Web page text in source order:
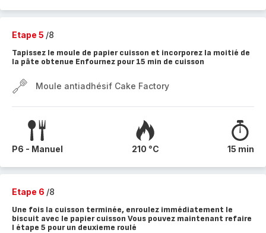
Etape 5 /8
Tapissez le moule de papier cuisson et incorporez la moitié de
la pâte obtenue Enfournez pour 15 min de cuisson
Moule antiadhésif Cake Factory
P6 - Manuel 210 °C 15 min
Etape 6 /8
Une fois la cuisson terminée, enroulez immédiatement le
biscuit avec le papier cuisson Vous pouvez maintenant refaire
l étape 5 pour un deuxieme roulé